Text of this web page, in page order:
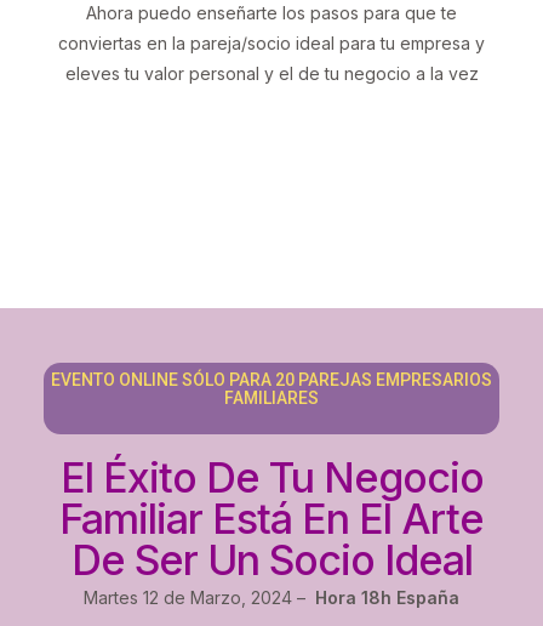
Ahora puedo enseñarte los pasos para que te
conviertas en la pareja/socio ideal para tu empresa y
eleves tu valor personal y el de tu negocio a la vez
EVENTO ONLINE SÓLO PARA 20 PAREJAS EMPRESARIOS
FAMILIARES
El Éxito De Tu Negocio
Familiar Está En El Arte
De Ser Un Socio Ideal
Martes 12 de Marzo, 2024 – Hora 18h España